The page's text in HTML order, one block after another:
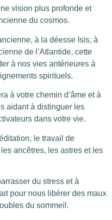
vision plus profonde et
du cosmos.
à la déesse Isis, à
de l’Atlantide, cette
à nos vies antérieures à
spirituels.
à votre chemin d’âme et à
aidant à distinguer les
dans votre vie.
le travail de
ancêtres, les astres et les
du stress et à
pour nous libérer des maux
du sommeil.